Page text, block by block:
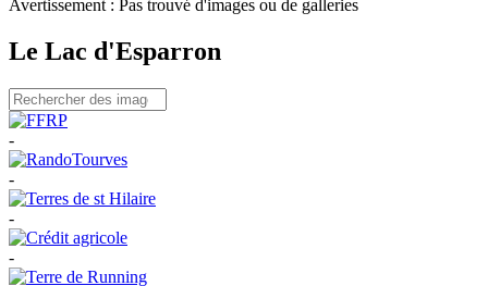
Avertissement : Pas trouvé d'images ou de galleries
Le Lac d'Esparron
-
-
-
-